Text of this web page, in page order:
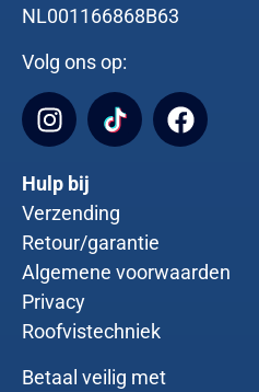
NL001166868B63
Volg ons op:
Hulp bij
Verzending
Retour/garantie
Algemene voorwaarden
Privacy
Roofvistechniek
Betaal veilig met